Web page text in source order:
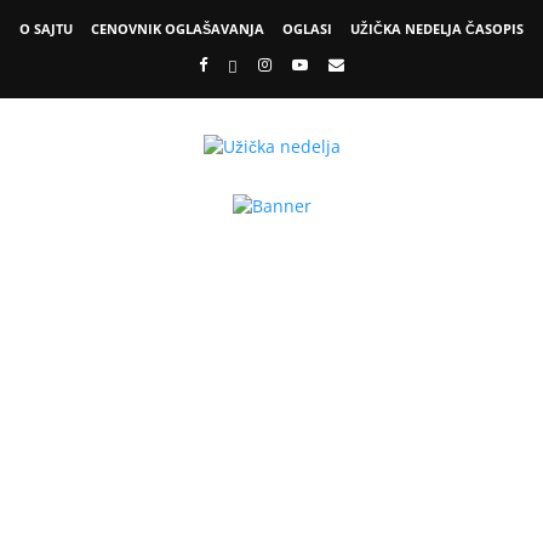
O SAJTU CENOVNIK OGLAŠAVANJA OGLASI UŽIČKA NEDELJA ČASOPIS